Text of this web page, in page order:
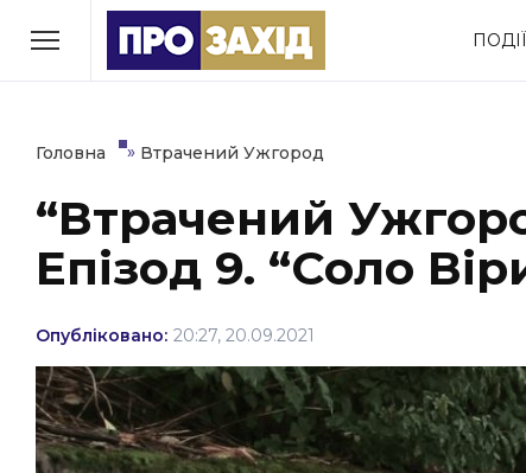
ПОДІЇ
РУБРИКИ
Економіка
Політика Соціум
Втрачений Ужгород
(відеоверсія)
ЗАКАРПАТСЬКІ НОВИНИ
Головна » Втрачений Ужгород
“Втрачений
Епізод 9. “Соло
Опубліковано: 20:27, 20.09.2021